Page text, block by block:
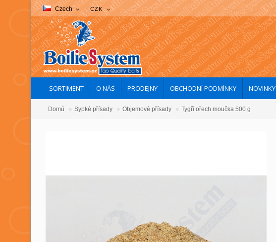
Czech CZK
SORTIMENT O NÁS PRODEJNY OBCHODNÍ PODMÍNKY NOVINKY
Domů » Sypké přísady » Objemové přísady » Tygří ořech moučka 500 g